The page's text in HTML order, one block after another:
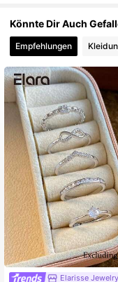
4,89 65K
4,89 65K
4,89 65K
4,89 65K
Könnte Dir Auch
Empfehlungen
Elarisse Jewelry